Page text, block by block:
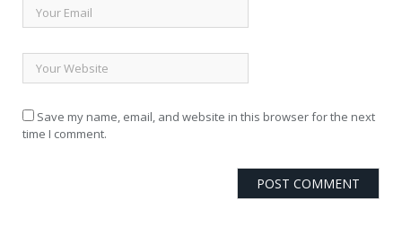
Save my name, email, and website in this browser for the next
time I comment.